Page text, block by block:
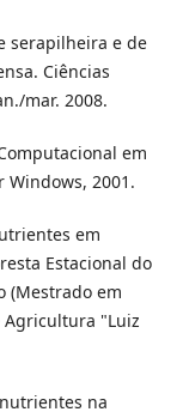
serapilheira e de
Ciências
mar. 2008.
em
Windows, 2001.
em
Estacional do
(Mestrado em
Agricultura "Luiz
na